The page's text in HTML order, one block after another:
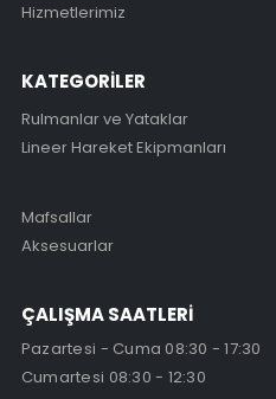
Hizmetlerimiz
KATEGORİLER
Rulmanlar ve Yataklar
Lineer Hareket Ekipmanları
Mafsallar
Aksesuarlar
ÇALIŞMA SAATLERİ
Pazartesi - Cuma 08:30 - 17:30
Cumartesi 08:30 - 12:30